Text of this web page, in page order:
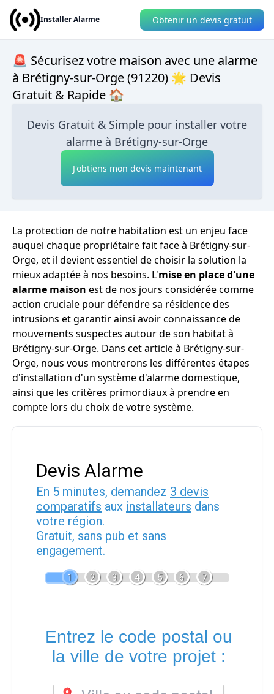
Installer Alarme Obtenir un devis gratuit
🚨 Sécurisez votre maison avec une alarme
à Brétigny-sur-Orge (91220) 🌟 Devis
Gratuit & Rapide 🏠
Devis Gratuit & Simple pour installer votre
alarme à Brétigny-sur-Orge
J'obtiens mon devis maintenant
La protection de notre habitation est un enjeu face
auquel chaque propriétaire fait face à Brétigny-sur-
Orge, et il devient essentiel de choisir la solution la
mieux adaptée à nos besoins. L'mise en place d'une
alarme maison est de nos jours considérée comme
action cruciale pour défendre sa résidence des
intrusions et garantir ainsi avoir connaissance de
mouvements suspectes autour de son habitat à
Brétigny-sur-Orge. Dans cet article à Brétigny-sur-
Orge, nous vous montrerons les différentes étapes
d'installation d'un système d'alarme domestique,
ainsi que les critères primordiaux à prendre en
compte lors du choix de votre système.
Devis Alarme
En 5 minutes, demandez 3 devis
comparatifs aux installateurs dans
votre région.
Gratuit, sans pub et sans
engagement.
1 2 3 4 5 6 7
Entrez le code postal ou
la ville de votre projet :